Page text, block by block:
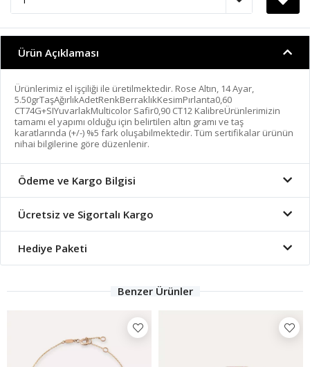
Ürün Açıklaması
Ürünlerimiz el işçiliği ile üretilmektedir. Rose Altın, 14 Ayar,
5.50grTaşAğırlıkAdetRenkBerraklıkKesimPırlanta0,60
CT74G+SIYuvarlakMulticolor Safir0,90 CT12 KalibreÜrünlerimizin
tamamı el yapımı olduğu için belirtilen altın gramı ve taş
karatlarında (+/-) %5 fark oluşabilmektedir. Tüm sertifikalar ürünün
nihai bilgilerine göre düzenlenir.
Ödeme ve Kargo Bilgisi
Ücretsiz ve Sigortalı Kargo
Hediye Paketi
Benzer Ürünler